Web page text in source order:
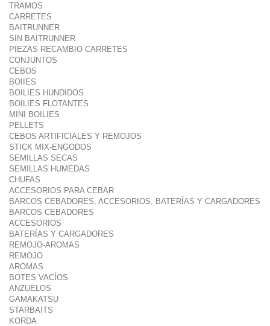
TRAMOS
CARRETES
BAITRUNNER
SIN BAITRUNNER
PIEZAS RECAMBIO CARRETES
CONJUNTOS
CEBOS
BOIIES
BOILIES HUNDIDOS
BOILIES FLOTANTES
MINI BOILIES
PELLETS
CEBOS ARTIFICIALES Y REMOJOS
STICK MIX-ENGODOS
SEMILLAS SECAS
SEMILLAS HUMEDAS
CHUFAS
ACCESORIOS PARA CEBAR
BARCOS CEBADORES, ACCESORIOS, BATERÍAS Y CARGADORES
BARCOS CEBADORES
ACCESORIOS
BATERÍAS Y CARGADORES
REMOJO-AROMAS
REMOJO
AROMAS
BOTES VACÍOS
ANZUELOS
GAMAKATSU
STARBAITS
KORDA